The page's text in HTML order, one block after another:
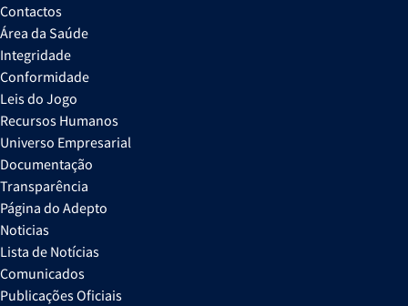
Contactos
Área da Saúde
Integridade
Conformidade
Leis do Jogo
Recursos Humanos
Universo Empresarial
Documentação
Transparência
Página do Adepto
Noticias
Lista de Notícias
Comunicados
Publicações Oficiais